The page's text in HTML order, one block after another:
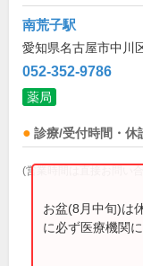
南荒子駅
愛知県名古屋市中川
052-352-9786
薬局
診療/受付時間・休
(営業時間は直接お問い
お盆(8月中旬)は
に必ず医療機関